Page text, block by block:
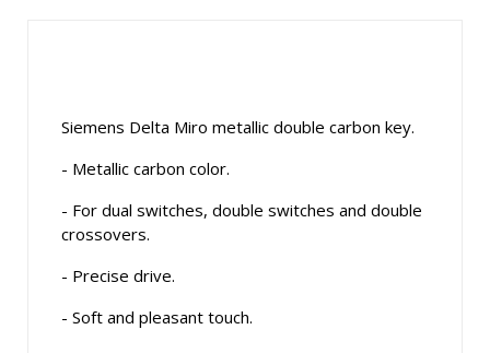
Siemens Delta Miro metallic double carbon key.
- Metallic carbon color.
- For dual switches, double switches and double
crossovers.
- Precise drive.
- Soft and pleasant touch.